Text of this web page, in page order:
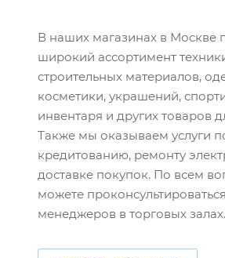
В наших магазинах в Москве
широкий ассортимент
строительных материалов,
косметики, украшений,
инвентаря и других товаров
Также мы оказываем услуги
кредитованию, ремонту
доставке покупок. По всем
можете
менеджеров в торговых залах.